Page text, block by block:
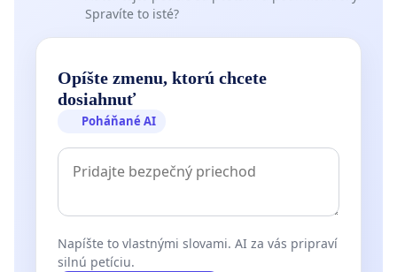
Spravíte to isté?
Opíšte zmenu, ktorú chcete
dosiahnuť
Poháňané AI
Napíšte to vlastnými slovami. AI za vás pripraví
silnú petíciu.